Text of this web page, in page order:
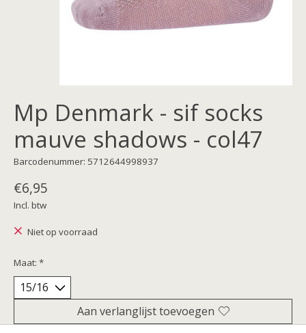
Mp Denmark - sif socks
mauve shadows - col47
Barcodenummer: 5712644998937
€6,95
Incl. btw
Niet op voorraad
Maat: *
Aan verlanglijst toevoegen